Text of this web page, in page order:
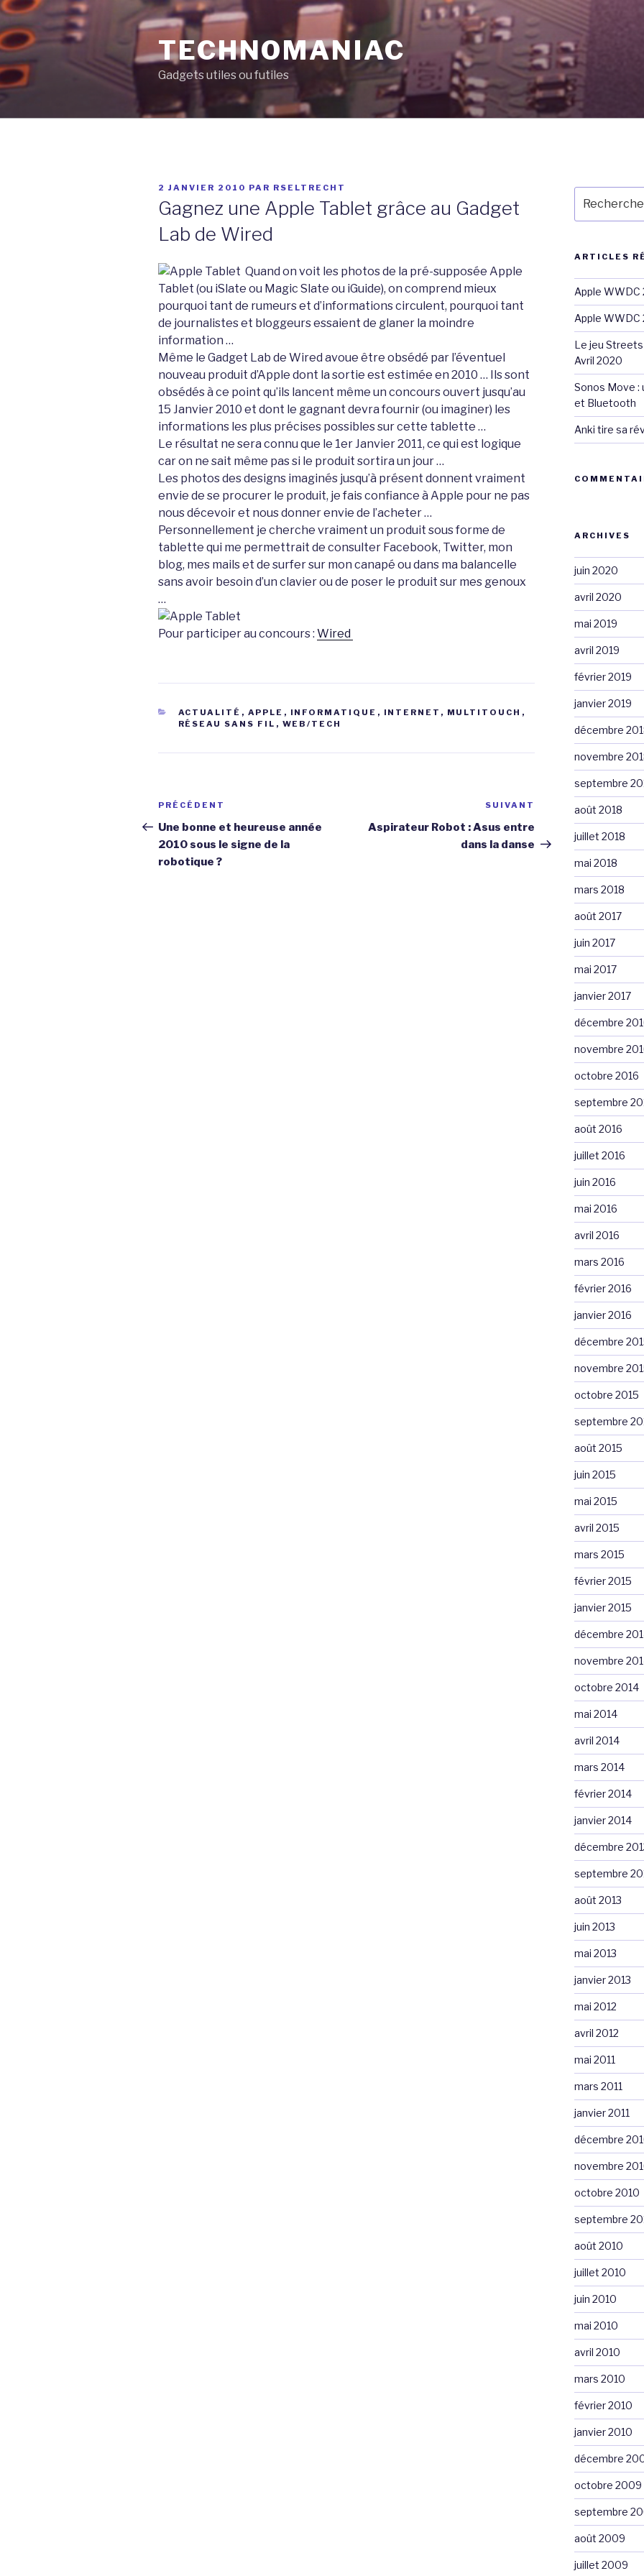
Aller
au
contenu
principal
TECHNOMANIAC
Gadgets utiles ou futiles
PUBLIÉ
2 JANVIER 2010 PAR RSELTRECHT
Gagnez une Apple Tablet grâce au Gadget
Lab de Wired
Quand on voit les photos de la pré-supposée Apple
Tablet (ou iSlate ou Magic Slate ou iGuide), on comprend mieux
pourquoi tant de rumeurs et d’informations circulent, pourquoi tant
de journalistes et bloggeurs essaient de glaner la moindre
information …
Même le Gadget Lab de Wired avoue être obsédé par l’éventuel
nouveau produit d’Apple dont la sortie est estimée en 2010 … Ils sont
obsédés à ce point qu’ils lancent même un concours ouvert jusqu’au
15 Janvier 2010 et dont le gagnant devra fournir (ou imaginer) les
informations les plus précises possibles sur cette tablette …
Le résultat ne sera connu que le 1er Janvier 2011, ce qui est logique
car on ne sait même pas si le produit sortira un jour …
Les photos des designs imaginés jusqu’à présent donnent vraiment
envie de se procurer le produit, je fais confiance à Apple pour ne pas
nous décevoir et nous donner envie de l’acheter …
Personnellement je cherche vraiment un produit sous forme de
tablette qui me permettrait de consulter Facebook, Twitter, mon
blog, mes mails et de surfer sur mon canapé ou dans ma balancelle
sans avoir besoin d’un clavier ou de poser le produit sur mes genoux
…
Pour participer au concours : Wired
CATÉGORIES
ACTUALITÉ , APPLE , INFORMATIQUE , INTERNET , MULTITOUCH ,
RÉSEAU SANS FIL , WEB/TECH
Navigation
de
l’article
Article
précédent
PRÉCÉDENT
Une bonne et heureuse année
2010 sous le signe de la
robotique ?
Article
suivant
SUIVANT
Aspirateur Robot : Asus entre
dans la danse
pour
:
ARTICLES
Apple WWDC
Apple WWDC
Le jeu
Avril 2020
Sonos Move :
et Bluetooth
Anki tire sa
ARCHIVES
juin 2020
avril 2020
mai 2019
avril 2019
février 2019
janvier 2019
décembre
novembre
septembre
août 2018
juillet 2018
mai 2018
mars 2018
août 2017
juin 2017
mai 2017
janvier 2017
décembre
novembre
octobre 2016
septembre
août 2016
juillet 2016
juin 2016
mai 2016
avril 2016
mars 2016
février 2016
janvier 2016
décembre
novembre
octobre 2015
septembre
août 2015
juin 2015
mai 2015
avril 2015
mars 2015
février 2015
janvier 2015
décembre
novembre
octobre 2014
mai 2014
avril 2014
mars 2014
février 2014
janvier 2014
décembre
septembre
août 2013
juin 2013
mai 2013
janvier 2013
mai 2012
avril 2012
mai 2011
mars 2011
janvier 2011
décembre
novembre
octobre 2010
septembre
août 2010
juillet 2010
juin 2010
mai 2010
avril 2010
mars 2010
février 2010
janvier 2010
décembre
octobre 2009
septembre
août 2009
juillet 2009